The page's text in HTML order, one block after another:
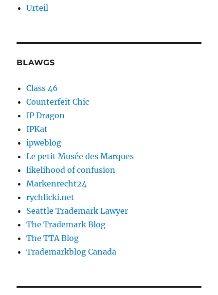
Urteil
BLAWGS
Class 46
Counterfeit Chic
IP Dragon
IPKat
ipweblog
Le petit Musée des Marques
likelihood of confusion
Markenrecht24
rychlicki.net
Seattle Trademark Lawyer
The Trademark Blog
The TTA Blog
Trademarkblog Canada